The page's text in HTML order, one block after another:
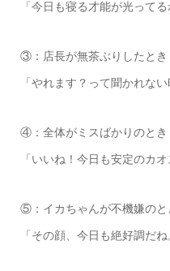
「今日も寝る才能が光ってる
③：店長が無茶ぶりしたとき
「やれます？って聞かれな
④：全体がミスばかりのとき
「いいね！今日も安定のカオ
⑤：イカちゃんが不機嫌のと
「その顔、今日も絶好調だね